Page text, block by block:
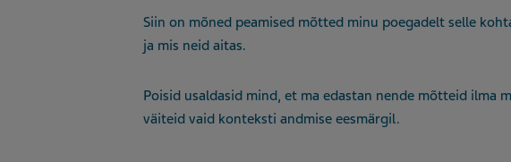
Siin on mõned peamised mõtted minu poegadelt selle
ja mis neid aitas.
Poisid usaldasid mind, et ma edastan nende mõtteid ilma
väiteid vaid konteksti andmise eesmärgil.